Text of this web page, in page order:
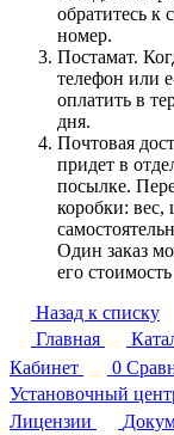
обратитесь к
номер.
Постамат.
телефон или
оплатить в
дня.
Почтовая
придет в
посылке.
коробки: вес,
Один заказ
его
Назад к списку
Главная
Кабинет
0
Установочный
Лицензии